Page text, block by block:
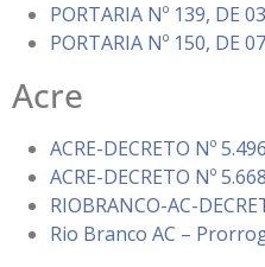
PORTARIA Nº 139, DE
PORTARIA Nº 150, DE
Acre
ACRE-DECRETO Nº
ACRE-DECRETO Nº
RIOBRANCO-AC-
Rio Branco AC –